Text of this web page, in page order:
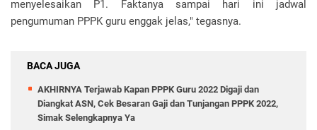
menyelesaikan P1. Faktanya sampai hari ini jadwal
pengumuman PPPK guru enggak jelas," tegasnya.
BACA JUGA
AKHIRNYA Terjawab Kapan PPPK Guru 2022 Digaji dan
Diangkat ASN, Cek Besaran Gaji dan Tunjangan PPPK 2022,
Simak Selengkapnya Ya